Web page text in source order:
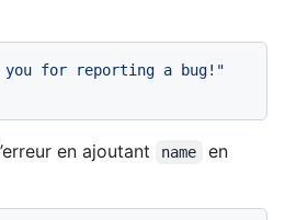
you for reporting a bug!"
en ajoutant name
en